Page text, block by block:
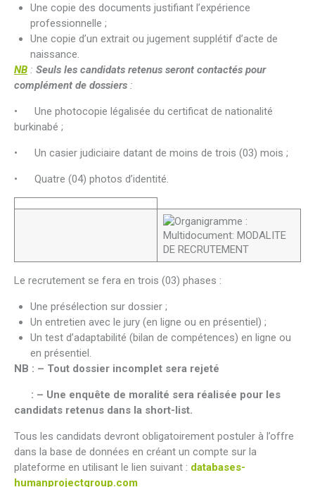
Une copie des documents justifiant l’expérience
professionnelle ;
Une copie d’un extrait ou jugement supplétif d’acte de
naissance.
NB : Seuls les candidats retenus seront contactés pour
complément de dossiers :
• Une photocopie légalisée du certificat de nationalité
burkinabé ;
• Un casier judiciaire datant de moins de trois (03) mois ;
• Quatre (04) photos d’identité.
Le recrutement se fera en trois (03) phases :
Une présélection sur dossier ;
Un entretien avec le jury (en ligne ou en présentiel) ;
Un test d’adaptabilité (bilan de compétences) en ligne ou
en présentiel.
NB : – Tout dossier incomplet sera rejeté
: – Une enquête de moralité sera réalisée pour les
candidats retenus dans la short-list.
Tous les candidats devront obligatoirement postuler à l’offre
dans la base de données en créant un compte sur la
plateforme en utilisant le lien suivant : databases-
humanprojectgroup.com